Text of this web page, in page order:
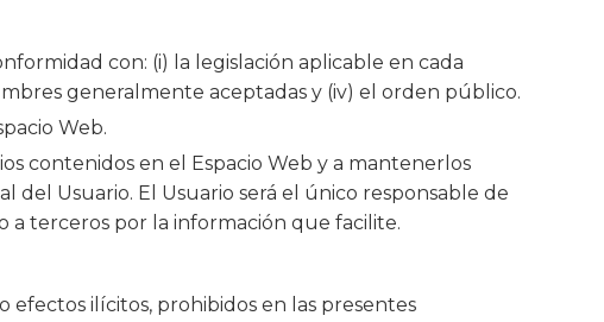
con: (i) la legislación aplicable en cada
generalmente aceptadas y (iv) el orden público.
Web.
contenidos en el Espacio Web y a mantenerlos
Usuario. El Usuario será el único responsable de
a terceros por la información que facilite.
ilícitos, prohibidos en las presentes